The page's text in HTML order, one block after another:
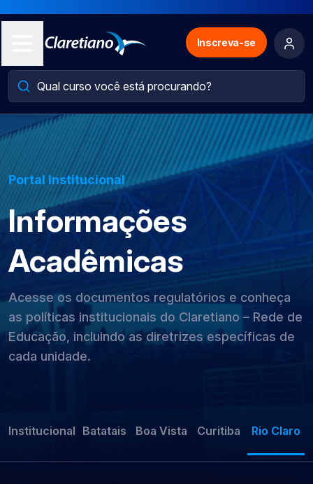
Inscreva-se
Portal Institucional
Informações
Acadêmicas
Acesse os documentos regulatórios e conheça
as políticas institucionais do Claretiano – Rede de
Educação, incluindo as diretrizes específicas de
cada unidade.
Institucional Batatais Boa Vista Curitiba Rio Claro